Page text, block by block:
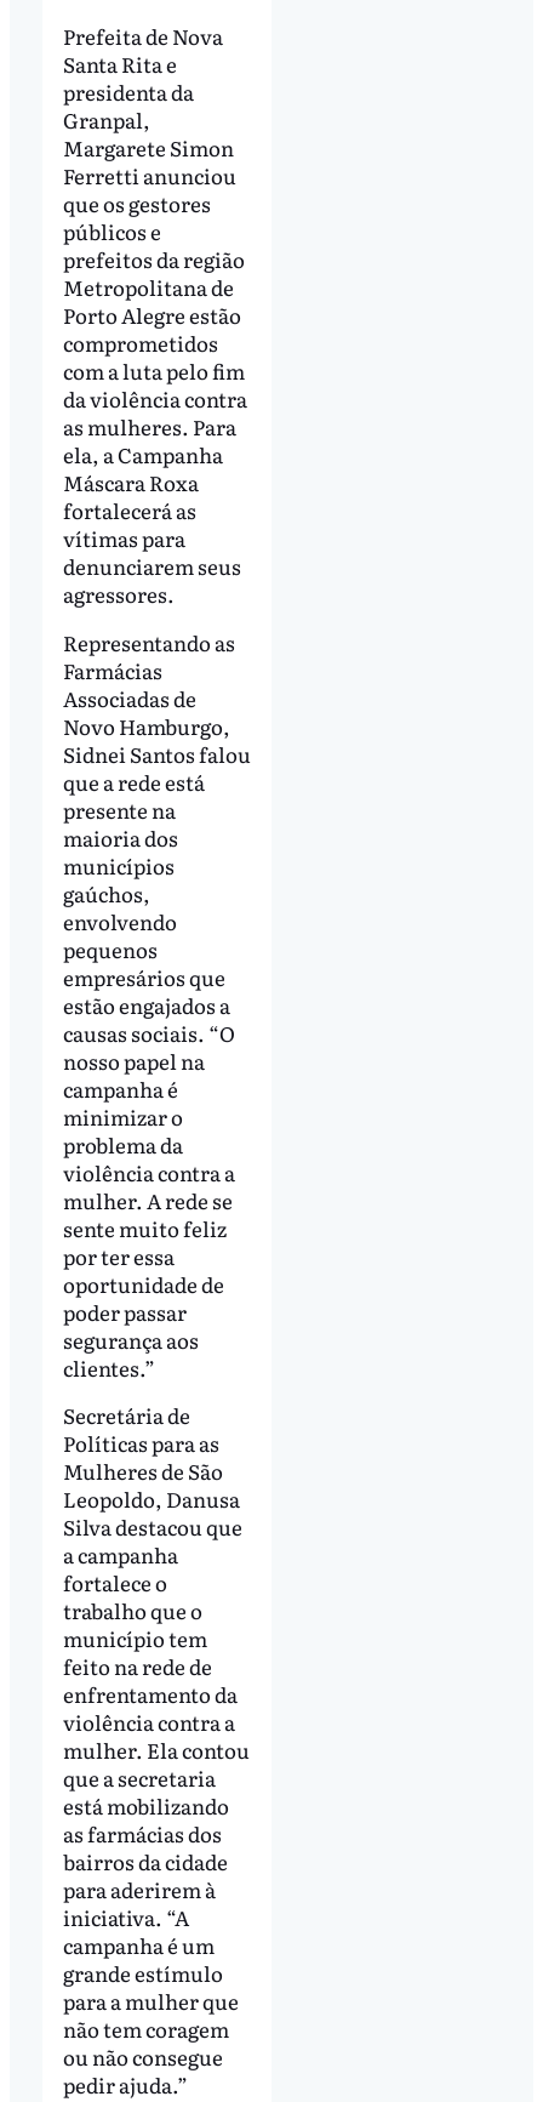
Prefeita de Nova
Santa Rita e
presidenta da
Granpal,
Margarete Simon
Ferretti anunciou
que os gestores
públicos e
prefeitos da região
Metropolitana de
Porto Alegre estão
comprometidos
com a luta pelo fim
da violência contra
as mulheres. Para
ela, a Campanha
Máscara Roxa
fortalecerá as
vítimas para
denunciarem seus
agressores.
Representando as
Farmácias
Associadas de
Novo Hamburgo,
Sidnei Santos falou
que a rede está
presente na
maioria dos
municípios
gaúchos,
envolvendo
pequenos
empresários que
estão engajados a
causas sociais. “O
nosso papel na
campanha é
minimizar o
problema da
violência contra a
mulher. A rede se
sente muito feliz
por ter essa
oportunidade de
poder passar
segurança aos
clientes.”
Secretária de
Políticas para as
Mulheres de São
Leopoldo, Danusa
Silva destacou que
a campanha
fortalece o
trabalho que o
município tem
feito na rede de
enfrentamento da
violência contra a
mulher. Ela contou
que a secretaria
está mobilizando
as farmácias dos
bairros da cidade
para aderirem à
iniciativa. “A
campanha é um
grande estímulo
para a mulher que
não tem coragem
ou não consegue
pedir ajuda.”